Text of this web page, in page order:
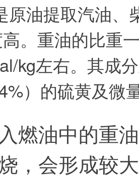
原油提取汽油、
。重油的比重
kg左右。其成
）的硫黄及微
燃油中的重
，会形成较